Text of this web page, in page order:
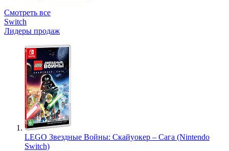
Смотреть все
Switch
Лидеры продаж
LEGO Звездные Войны: Скайуокер – Сага (Nintendo
Switch)